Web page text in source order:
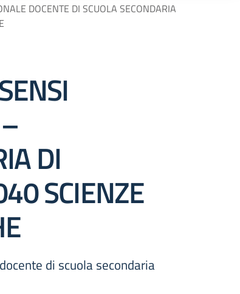
DOCENTE DI SCUOLA SECONDARIA
DI
SCIENZE
di scuola secondaria